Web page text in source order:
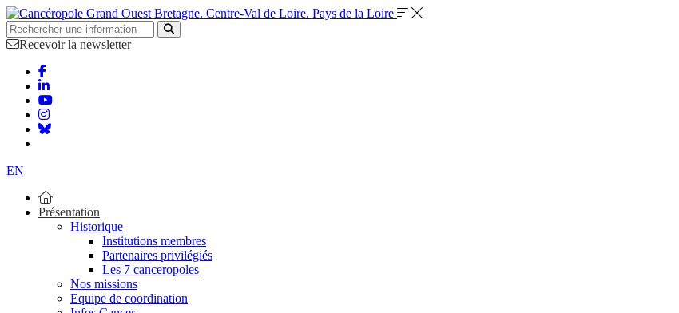
Bretagne. Centre-Val de Loire. Pays de la Loire
Recevoir la newsletter
EN
Présentation
Historique
Institutions membres
Partenaires privilégiés
Les 7 canceropoles
Nos missions
Equipe de coordination